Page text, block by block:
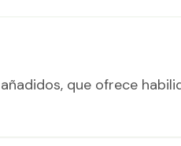
que ofrece